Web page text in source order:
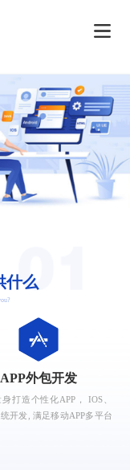
什么
provide for you?
APP外包开发
打造个性化APP， IOS、
开发, 满足移动APP多平台